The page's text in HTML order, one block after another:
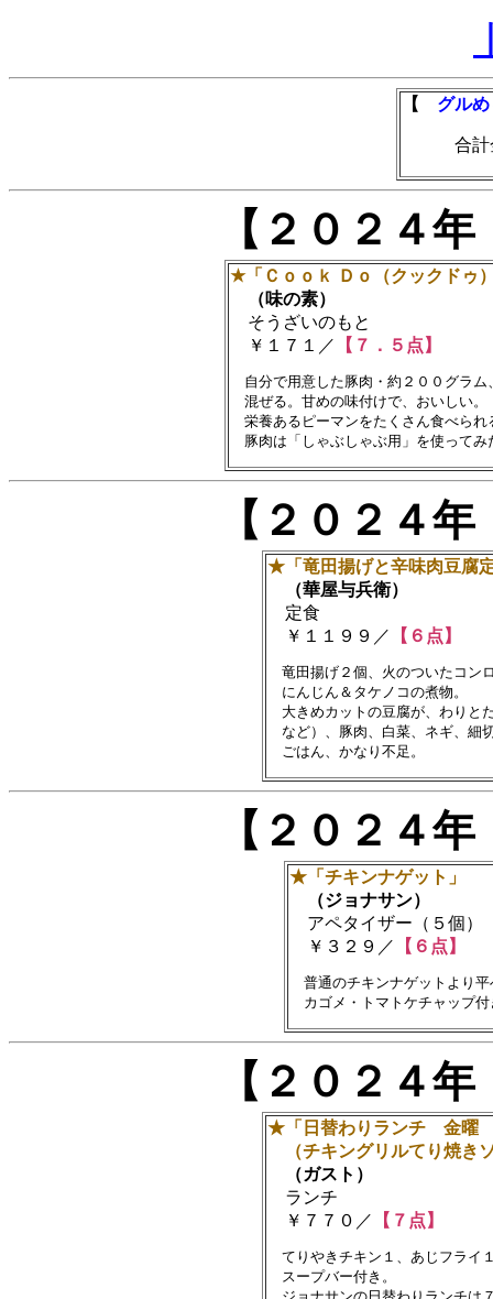
【 グル
合計金
【２０２４
★「Ｃｏｏｋ Ｄｏ（クックド
（味の素）
そうざいのもと
￥１７１／
【７．５点】
自分で用意した豚肉・約２００グラ
混ぜる。甘めの味付けで、おいしい。
栄養あるピーマンをたくさん食べられ
【２０２４
★「竜田揚げと辛味肉豆腐
（華屋与兵衛）
定食
￥１１９９／
【６点】
竜田揚げ２個、火のついたコン
にんじん＆タケノコの煮物。
大きめカットの豆腐が、わりと
など）、豚肉、白菜、ネギ、細
【２０２４
★「チキンナゲット」
（ジョナサン）
アペタイザー（５個）
￥３２９／ 【６点】
普通のチキンナゲットより
【２０２４
★「日替わりランチ 金曜
（チキングリルてり焼き
（ガスト）
ランチ
￥７７０／
【７点】
てりやきチキン１、あじフライ
スープバー付き。